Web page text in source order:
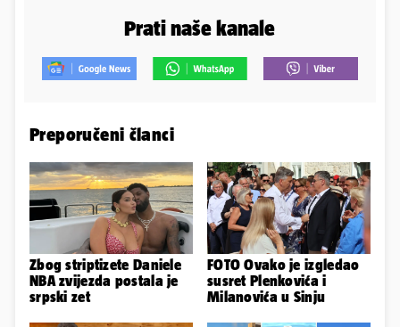
Prati naše kanale
Preporučeni članci
Zbog striptizete Daniele
NBA zvijezda postala je
srpski zet
FOTO Ovako je izgledao
susret Plenkovića i
Milanovića u Sinju